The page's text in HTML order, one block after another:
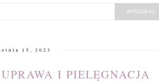
15, 2023
I PIELĘGNACJA